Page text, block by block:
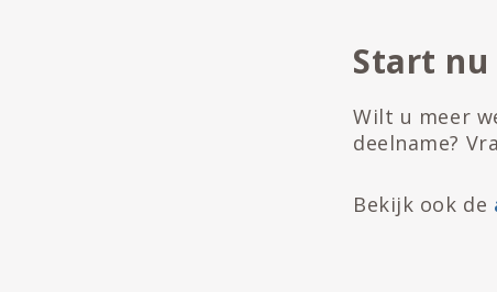
Start
Wilt u meer
deelname?
Bekijk ook de